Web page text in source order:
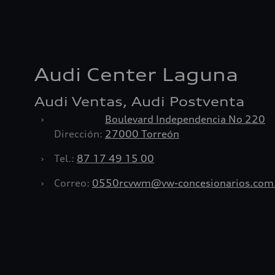
Audi Center Laguna
Audi Ventas, Audi Postventa
›
Dirección:
Boulevard Independencia No 220
27000 Torreón
›
Tel.: 87 17 49 15 00
›
Correo: 0550rcvwm@vw-